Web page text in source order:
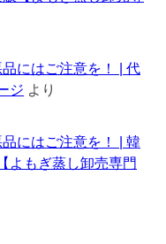
にはご注意を！ | 代
ジ より
にはご注意を！ | 韓
よもぎ蒸し卸売専門